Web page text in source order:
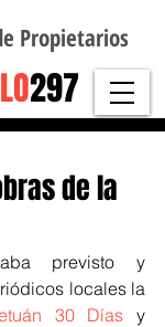
297
Propietarios
de la
previsto y
locales la
30 Días